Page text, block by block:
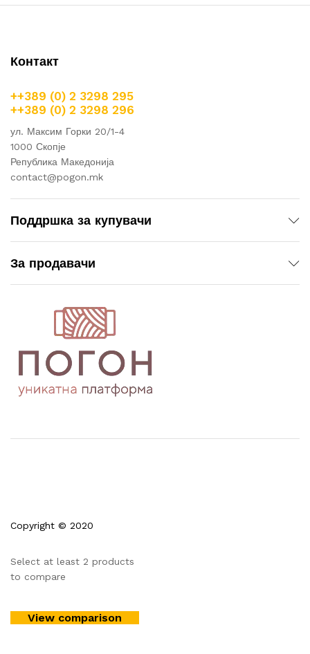
Контакт
++389 (0) 2 3298 295
++389 (0) 2 3298 296
ул. Максим Горки 20/1-4
1000 Скопје
Република Македонија
contact@pogon.mk
Поддршка за купувачи
За продавачи
Copyright © 2020
Select at least 2 products
to compare
View comparison